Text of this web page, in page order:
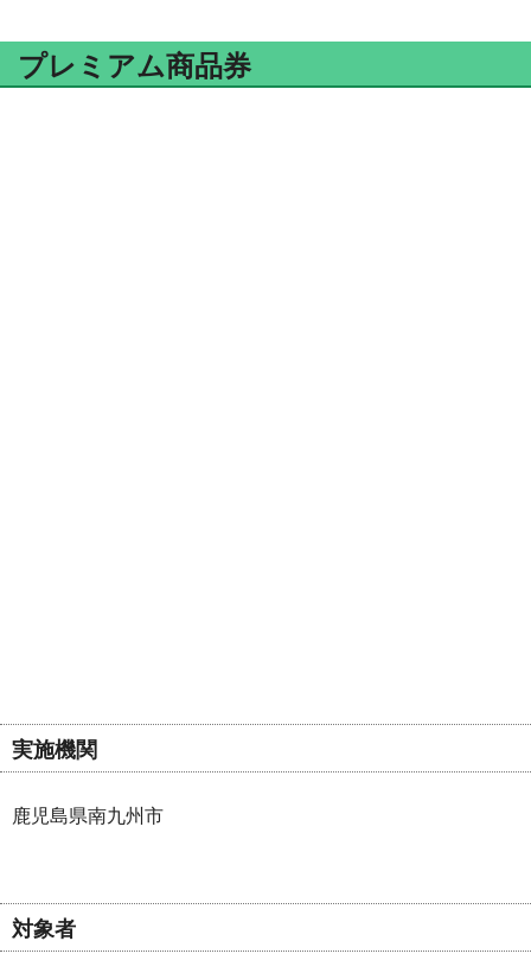
プレミアム商品券
実施機関
鹿児島県南九州市
対象者